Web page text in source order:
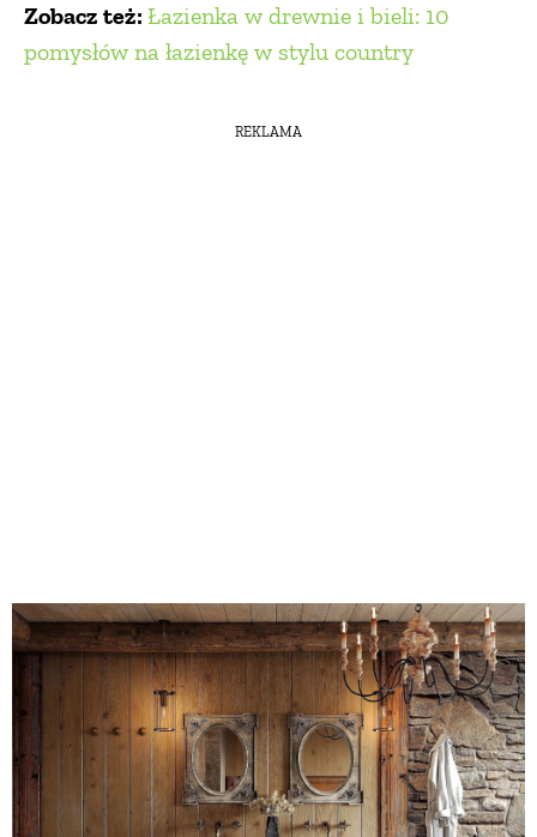
Zobacz też: Łazienka w drewnie i bieli: 10
pomysłów na łazienkę w stylu country
REKLAMA